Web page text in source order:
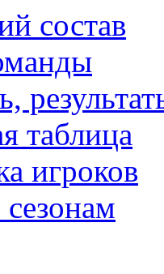
состав
таблица
игроков